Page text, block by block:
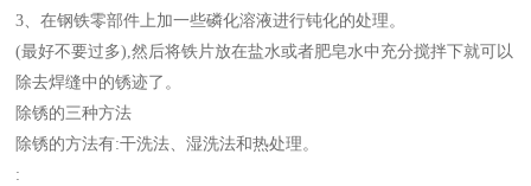
3、在钢铁零部件上加一些磷化溶液进行钝化的处理。
(最好不要过多),然后将铁片放在盐水或者肥皂水中充分搅拌下就可以
除去焊缝中的锈迹了。
除锈的三种方法
除锈的方法有:干洗法、湿洗法和热处理。
: